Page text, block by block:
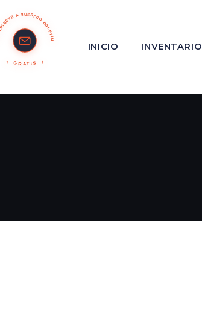
A NUESTRO BOLETÍN
GRATIS
INICIO INVENTARIO